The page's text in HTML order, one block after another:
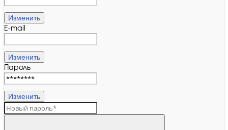
Изменить
E-mail
Изменить
Пароль
Изменить